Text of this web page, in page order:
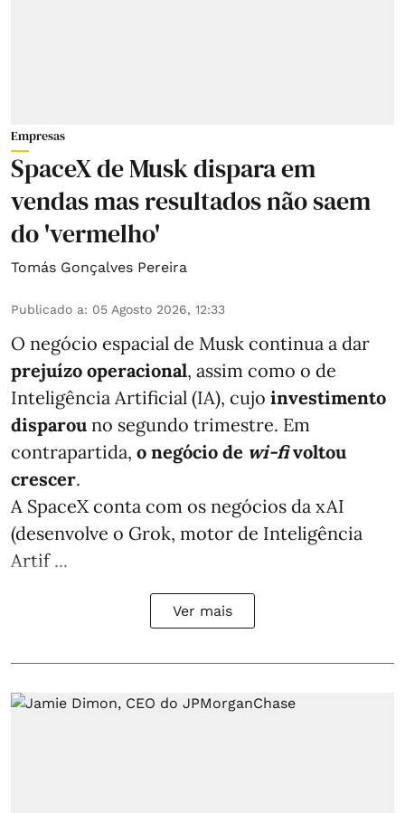
Empresas
SpaceX de Musk dispara em
vendas mas resultados não saem
do 'vermelho'
Tomás Gonçalves Pereira
Publicado a: 05 Agosto 2026, 12:33
O negócio espacial de Musk continua a dar
prejuízo operacional, assim como o de
Inteligência Artificial (IA), cujo investimento
disparou no segundo trimestre. Em
contrapartida, o negócio de wi-fivoltou
crescer.
A SpaceX conta com os negócios da xAI
(desenvolve o Grok, motor de Inteligência
Artif ...
Ver mais